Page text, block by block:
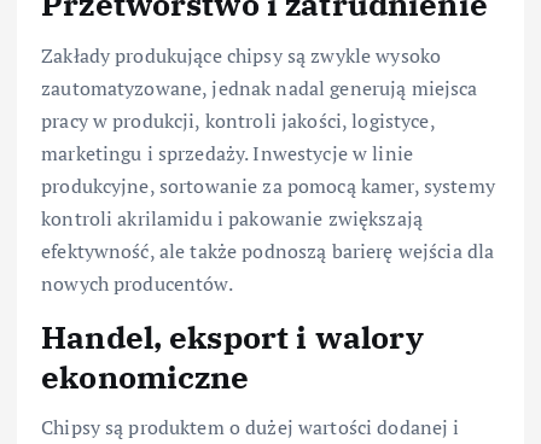
Zakłady produkujące chipsy są zwykle wysoko
zautomatyzowane, jednak nadal generują miejsca
pracy w produkcji, kontroli jakości, logistyce,
marketingu i sprzedaży. Inwestycje w linie
produkcyjne, sortowanie za pomocą kamer, systemy
kontroli akrilamidu i pakowanie zwiększają
efektywność, ale także podnoszą barierę wejścia dla
nowych producentów.
Handel, eksport i walory
ekonomiczne
Chipsy są produktem o dużej wartości dodanej i